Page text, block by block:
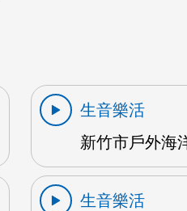
生音樂活
新竹市戶外海
生音樂活